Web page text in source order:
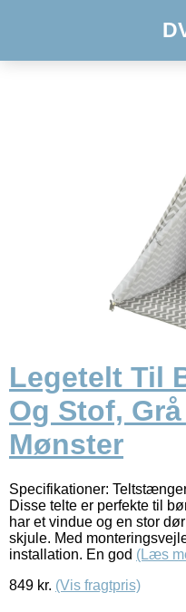
Legetelt Til
Og Stof,
Mønster
Specifikationer:
Disse telte er perfekte til
har et vindue og en stor
skjule. Med
installation. En god (Læs
849 kr. (Vis fragtpris)